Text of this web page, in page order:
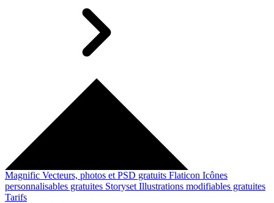
Magnific Vecteurs, photos et PSD gratuits Flaticon Icônes
personnalisables gratuites Storyset Illustrations modifiables gratuites
Tarifs